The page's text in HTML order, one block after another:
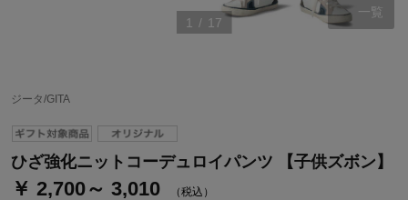
1 / 17
一覧
ジータ/GITA
ひざ強化ニットコーデュロイパンツ 【子供ズボン】
￥ 2,700～ 3,010 （税込）
ベルメゾン・ポイントについて
通常商品送料無料 返品引取無料（JCBのみ）